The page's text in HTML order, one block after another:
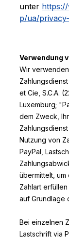
unter
p/ua/
Verwendung
Wir
et Cie, S.C.A.
Luxemburg;
dem Zweck,
Nutzung von
PayPal,
übermittelt, um
Zahlart
auf Grundlage
Bei einzelnen
Lastschrift via